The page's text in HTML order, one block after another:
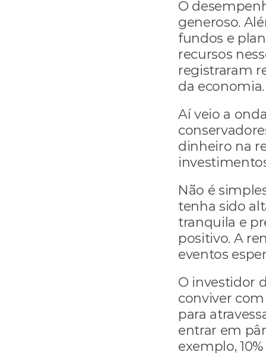
O
generoso.
fundos e
recursos
registraram
da economia.
Aí veio a
dinheiro na
Não é
tenha sido
tranquila e
positivo. A
eventos
O investidor
conviver
para
entrar em
exemplo,